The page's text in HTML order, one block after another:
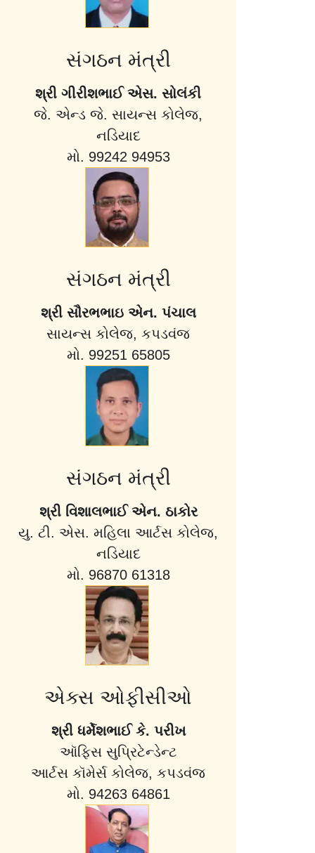
સંગઠન મંત્રી
શ્રી ગીરીશભાઈ એસ. સોલંકી
જે. એન્ડ જે. સાયન્સ કોલેજ,
નડિયાદ
મો. 99242 94953
સંગઠન મંત્રી
શ્રી સૌરભભાઇ એન. પંચાલ
સાયન્સ કોલેજ, કપડવંજ
મો. 99251 65805
સંગઠન મંત્રી
શ્રી વિશાલભાઈ એન. ઠાકોર
યુ. ટી. એસ. મહિલા આર્ટસ કોલેજ,
નડિયાદ
મો. 96870 61318
એક્સ ઓફીસીઓ
શ્રી ધર્મેશભાઈ કે. પરીખ
ઑફિસ સુપ્રિટેન્ડેન્ટ
આર્ટસ કૉમેર્સ કોલેજ, કપડવંજ
મો. 94263 64861